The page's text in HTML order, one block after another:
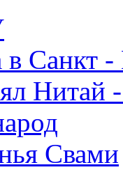
Санкт -
Нитай
Свами